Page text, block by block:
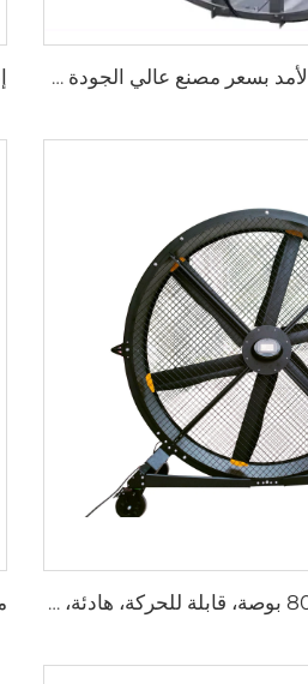
مادة مقاومة طويلة الأمد بسعر مصنع عالي الجودة 950 مم مروحة تهوية جدارية دائرية لمزرعة الأبقار
مروحة قاعدة بقطر 80 بوصة، قابلة للحركة، هادئة، ارتفاع 2000 ملم، مناسبة للاستخدام في المنازل والمرافق الصناعية والمطاعم، تعمل بجهدين 220 فولت/380 فولت، مصنوعة من الألمنيوم